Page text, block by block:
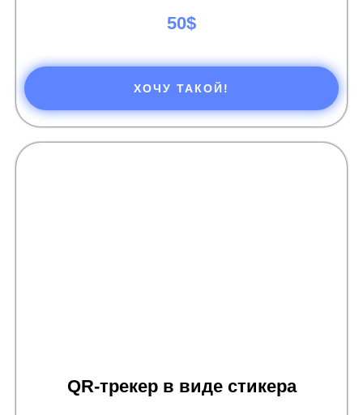
50$
ХОЧУ ТАКОЙ!
QR-трекер в виде стикера